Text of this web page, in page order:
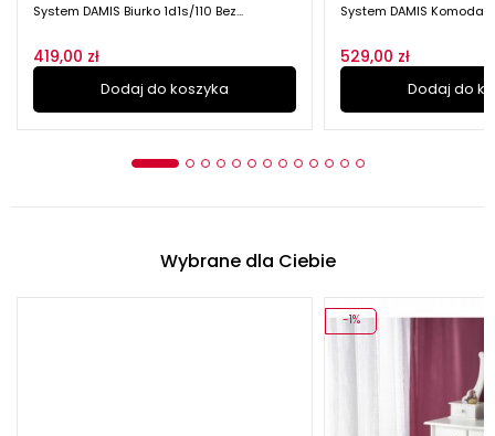
System DAMIS Biurko 1d1s/110 Bez...
419,00 zł
Dodaj do koszyka
System DAMIS Komoda
529,00 zł
Dodaj do
Wybrane dla Ciebie
-1%